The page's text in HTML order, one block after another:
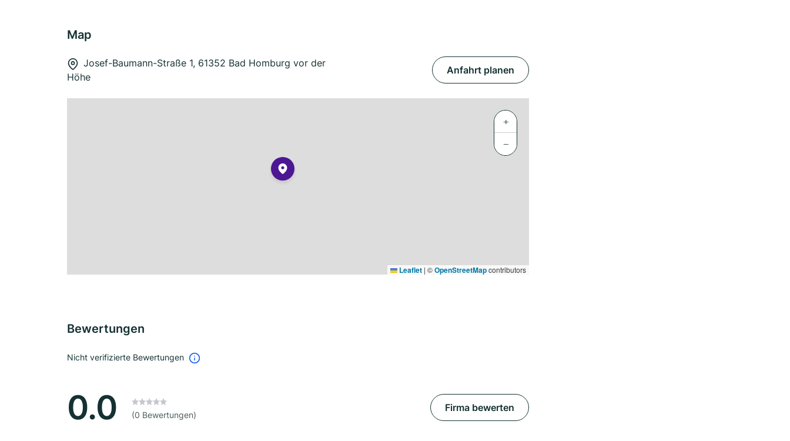
Map
Josef-Baumann-Straße 1, 61352 Bad Homburg vor der
Höhe
Anfahrt planen
+
−
Leaflet | ©OpenStreetMapcontributors
Bewertungen
Nicht verifizierte Bewertungen
0.0 (0 Bewertungen)
Firma bewerten